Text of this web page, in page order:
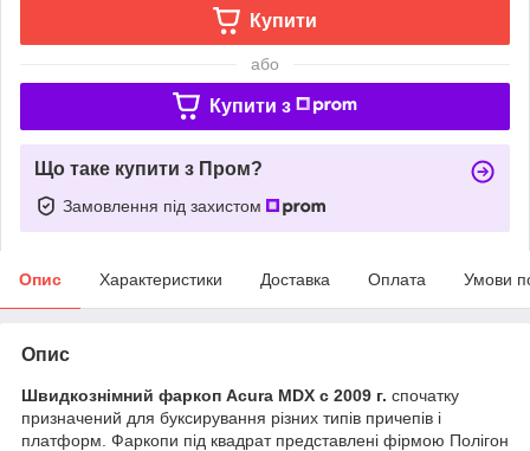
Купити
або
Купити з
Що таке купити з Пром?
Замовлення під захистом
Опис Характеристики Доставка Оплата Умови
Опис
Швидкознімний фаркоп Acura MDX с 2009 г. спочатку
призначений для буксирування різних типів причепів і
платформ. Фаркопи під квадрат представлені фірмою Полігон